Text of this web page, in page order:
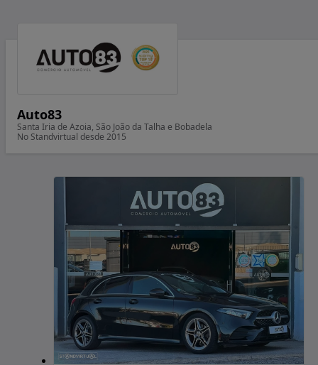
Auto83
Santa Iria de Azoia, São João da Talha e Bobadela
No Standvirtual desde 2015